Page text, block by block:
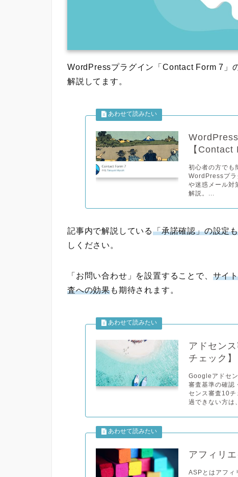
WordPressプラグイン「Contact Form 7」
解説してます。
【Contact
初心者の方でも
WordPressプラ
や迷惑メール対
解説。...
記事内で解説している「承諾確認」の設定
しください。
「お問い合わせ」を設置することで、 サイ
査への効果も期待されます。
アドセン
チェック】
Googleアドセ
審査基準の確認
センス審査10
過できない方は
アフィリ
ASPとはアフィ